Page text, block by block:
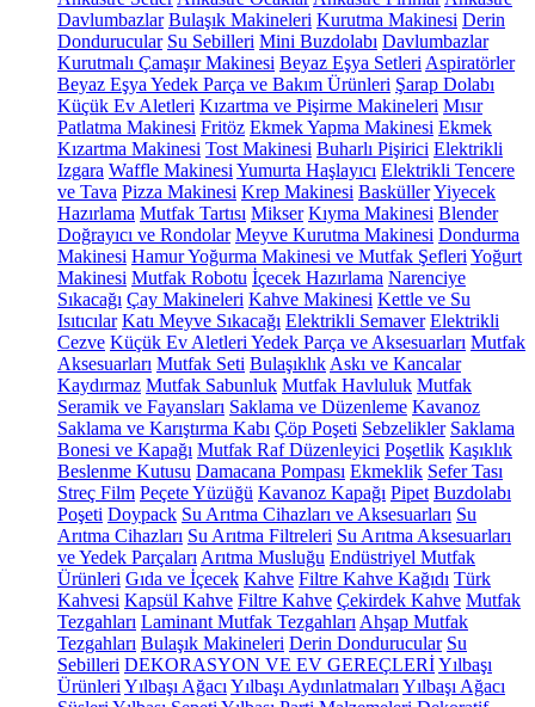
Davlumbazlar Bulaşık Makineleri Kurutma Makinesi Derin
Dondurucular Su Sebilleri Mini Buzdolabı Davlumbazlar
Kurutmalı Çamaşır Makinesi Beyaz Eşya Setleri Aspiratörler
Beyaz Eşya Yedek Parça ve Bakım Ürünleri Şarap Dolabı
Küçük Ev Aletleri Kızartma ve Pişirme Makineleri Mısır
Patlatma Makinesi Fritöz Ekmek Yapma Makinesi Ekmek
Kızartma Makinesi Tost Makinesi Buharlı Pişirici Elektrikli
Izgara Waffle Makinesi Yumurta Haşlayıcı Elektrikli Tencere
ve Tava Pizza Makinesi Krep Makinesi BasküllerYiyecek
Hazırlama Mutfak Tartısı Mikser Kıyma Makinesi Blender
Doğrayıcı ve Rondolar Meyve Kurutma Makinesi Dondurma
Makinesi Hamur Yoğurma Makinesi ve Mutfak Şefleri Yoğurt
Makinesi Mutfak Robotu İçecek Hazırlama Narenciye
Sıkacağı Çay Makineleri Kahve Makinesi Kettle ve Su
Isıtıcılar Katı Meyve Sıkacağı Elektrikli Semaver Elektrikli
Cezve Küçük Ev Aletleri Yedek Parça ve Aksesuarları Mutfak
Aksesuarları Mutfak Seti Bulaşıklık Askı ve Kancalar
Kaydırmaz Mutfak Sabunluk Mutfak Havluluk Mutfak
Seramik ve Fayansları Saklama ve Düzenleme Kavanoz
Saklama ve Karıştırma Kabı Çöp Poşeti Sebzelikler Saklama
Bonesi ve Kapağı Mutfak Raf Düzenleyici Poşetlik Kaşıklık
Beslenme Kutusu Damacana Pompası Ekmeklik Sefer Tası
Streç Film Peçete Yüzüğü Kavanoz Kapağı Pipet Buzdolabı
Poşeti Doypack Su Arıtma Cihazları ve Aksesuarları Su
Arıtma Cihazları Su Arıtma Filtreleri Su Arıtma Aksesuarları
ve Yedek Parçaları Arıtma Musluğu Endüstriyel Mutfak
Ürünleri Gıda ve İçecek Kahve Filtre Kahve Kağıdı Türk
Kahvesi Kapsül Kahve Filtre Kahve Çekirdek Kahve Mutfak
Tezgahları Laminant Mutfak Tezgahları Ahşap Mutfak
Tezgahları Bulaşık Makineleri Derin Dondurucular Su
Sebilleri DEKORASYON VE EV GEREÇLERİYılbaşı
Ürünleri Yılbaşı Ağacı Yılbaşı Aydınlatmaları Yılbaşı Ağacı